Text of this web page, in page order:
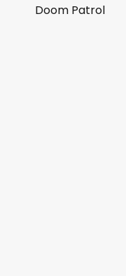
Doom Patrol